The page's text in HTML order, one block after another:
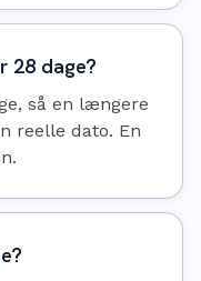
28 dage?
så en længere
reelle dato. En